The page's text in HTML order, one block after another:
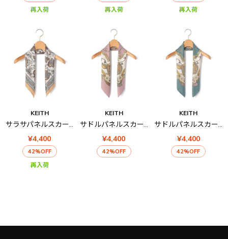
再入荷 再入荷 再入荷
KEITH
サラサパネルスカーフ
¥4,400
42%OFF
再入荷
KEITH
サドルパネルスカーフ
¥4,400
42%OFF
KEITH
サドルパネルスカーフ
¥4,400
42%OFF